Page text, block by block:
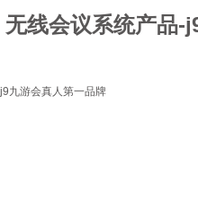
无线会议系统产品-
j9九游会真人第一品牌